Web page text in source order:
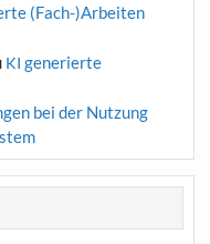
(Fach-)Arbeiten
KI generierte
bei der Nutzung